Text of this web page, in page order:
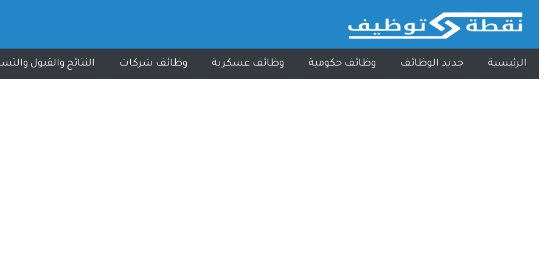
الرئيسية جديد الوظائف وظائف حكومية وظائف عسكرية وظائف شركات النتائج والقبول